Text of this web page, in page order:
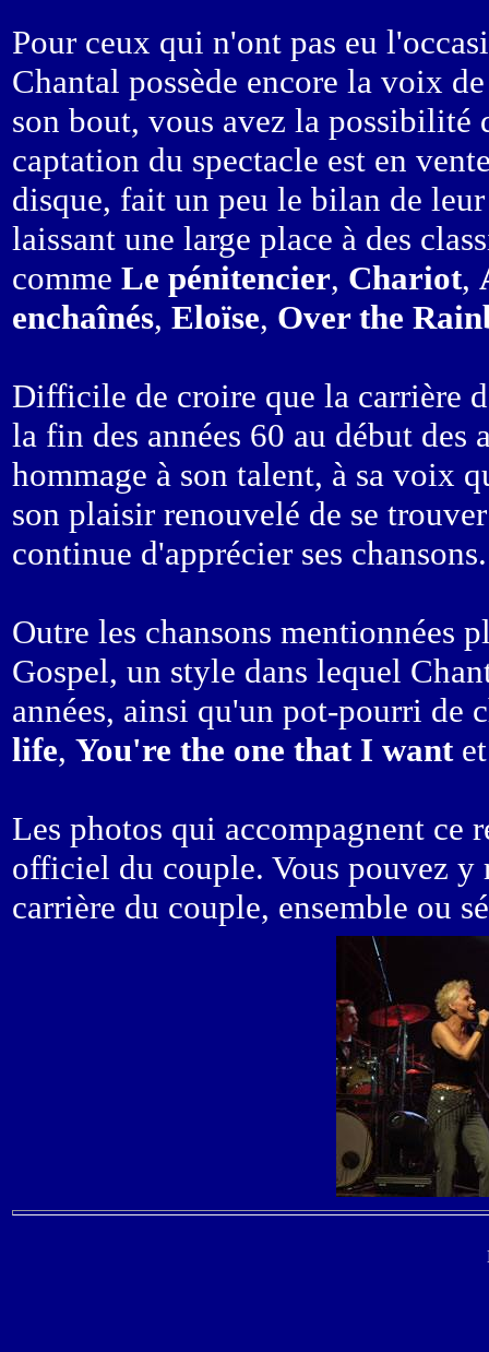
Pour ceux qui n'ont pas eu
Chantal possède encore la voix
son bout, vous avez la possibilité
captation du spectacle est en
disque, fait un peu le bilan de
laissant une large place à des
comme Le pénitencier, Chariot,
enchaînés, Eloïse, Over the
Difficile de croire que la carrière
la fin des années 60 au début des
hommage à son talent, à sa voix
son plaisir renouvelé de se
continue d'apprécier ses chansons.
Outre les chansons mentionnées
Gospel, un style dans lequel
années, ainsi qu'un pot-pourri de
life, You're the one that I want
Les photos qui accompagnent ce
officiel du couple. Vous pouvez
carrière du couple, ensemble ou